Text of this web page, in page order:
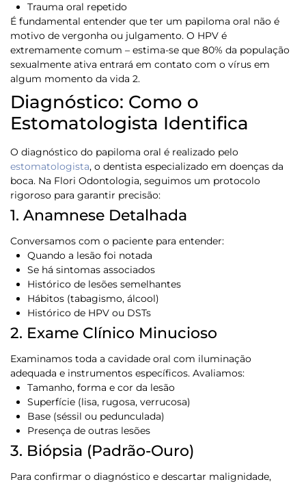
Trauma oral repetido
É fundamental entender que ter um papiloma oral não é
motivo de vergonha ou julgamento. O HPV é
extremamente comum – estima-se que 80% da população
sexualmente ativa entrará em contato com o vírus em
algum momento da vida 2.
Diagnóstico: Como o
Estomatologista Identifica
O diagnóstico do papiloma oral é realizado pelo
estomatologista, o dentista especializado em doenças da
boca. Na Flori Odontologia, seguimos um protocolo
rigoroso para garantir precisão:
1. Anamnese Detalhada
Conversamos com o paciente para entender:
Quando a lesão foi notada
Se há sintomas associados
Histórico de lesões semelhantes
Hábitos (tabagismo, álcool)
Histórico de HPV ou DSTs
2. Exame Clínico Minucioso
Examinamos toda a cavidade oral com iluminação
adequada e instrumentos específicos. Avaliamos:
Tamanho, forma e cor da lesão
Superfície (lisa, rugosa, verrucosa)
Base (séssil ou pedunculada)
Presença de outras lesões
3. Biópsia (Padrão-Ouro)
Para confirmar o diagnóstico e descartar malignidade,